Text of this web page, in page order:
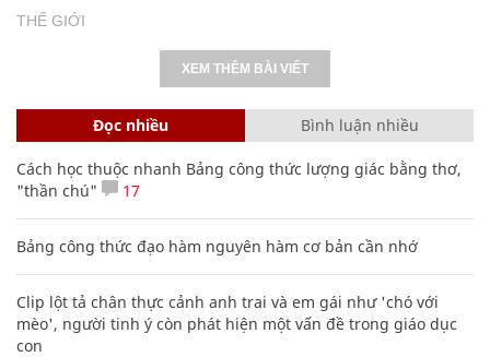
THẾ GIỚI
XEM THÊM BÀI VIẾT
Đọc nhiều Bình luận nhiều
Cách học thuộc nhanh Bảng công thức lượng giác bằng thơ,
"thần chú"
17
Bảng công thức đạo hàm nguyên hàm cơ bản cần nhớ
Clip lột tả chân thực cảnh anh trai và em gái như 'chó với
mèo', người tinh ý còn phát hiện một vấn đề trong giáo dục
con